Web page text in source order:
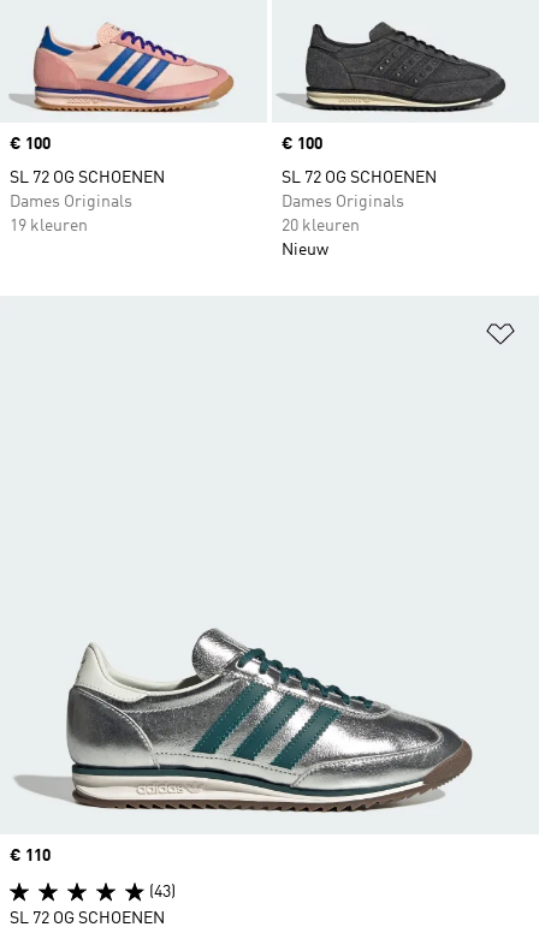
Price
€ 100
SL 72 OG SCHOENEN
Dames Originals
19 kleuren
Price
€ 100
SL 72 OG SCHOENEN
Dames Originals
20 kleuren
Nieuw
Price
€ 110
(43)
SL 72 OG SCHOENEN